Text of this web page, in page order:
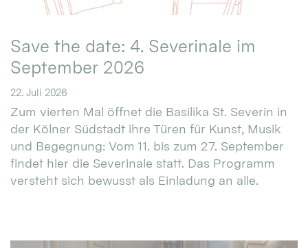
Save the date: 4. Severinale im
September 2026
22. Juli 2026
Zum vierten Mal öffnet die Basilika St. Severin in
der Kölner Südstadt ihre Türen für Kunst, Musik
und Begegnung: Vom 11. bis zum 27. September
findet hier die Severinale statt. Das Programm
versteht sich bewusst als Einladung an alle.